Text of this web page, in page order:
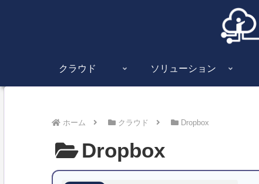
クラウド ソリューション
ホーム クラウド Dropbox
Dropbox